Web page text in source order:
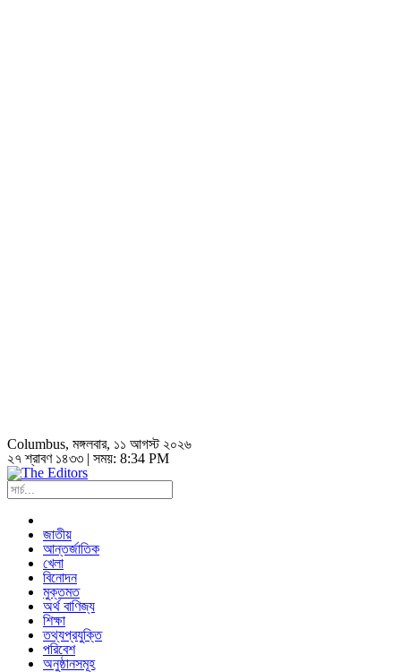
Columbus, মঙ্গলবার, ১১ আগস্ট ২০২৬
২৭ শ্রাবণ ১৪৩৩ | সময়: 8:34 PM
জাতীয়
আন্তর্জাতিক
খেলা
বিনোদন
মুক্তমত
অর্থ বাণিজ্য
শিক্ষা
তথ্যপ্রযুক্তি
পরিবেশ
অনুষ্ঠানসমূহ